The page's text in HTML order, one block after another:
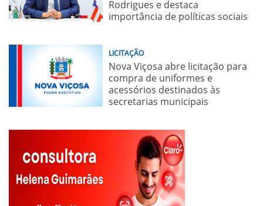
Rodrigues e destaca
importância de políticas sociais
LICITAÇÃO
Nova Viçosa abre licitação para
compra de uniformes e
acessórios destinados às
secretarias municipais